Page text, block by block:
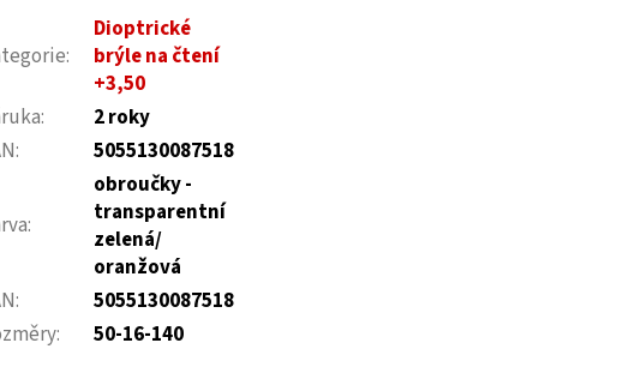
:
Dioptrické
brýle na čtení
+3,50
:
2 roky
: 5055130087518
:
obroučky -
transparentní
zelená/
oranžová
:
5055130087518
: 50-16-140